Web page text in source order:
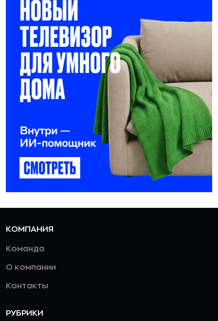
КОМПАНИЯ
Команда
О компании
Контакты
РУБРИКИ